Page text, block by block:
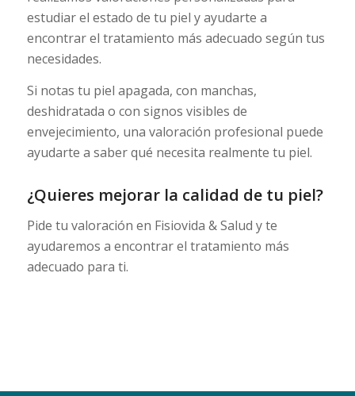
estudiar el estado de tu piel y ayudarte a
encontrar el tratamiento más adecuado según tus
necesidades.
Si notas tu piel apagada, con manchas,
deshidratada o con signos visibles de
envejecimiento, una valoración profesional puede
ayudarte a saber qué necesita realmente tu piel.
¿Quieres mejorar la calidad de tu piel?
Pide tu valoración en Fisiovida & Salud y te
ayudaremos a encontrar el tratamiento más
adecuado para ti.